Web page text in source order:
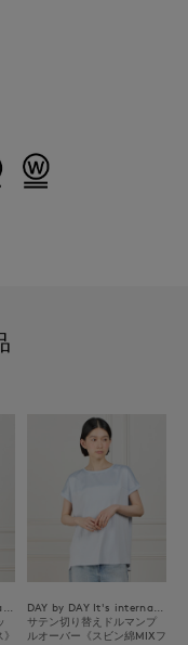
サテン切り替えドルマンプ
ルオーバー《スビン綿MIXフ